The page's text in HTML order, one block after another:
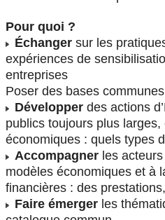
Pour quoi ?
Échanger sur les
expériences de
entreprises
Poser des bases
Développer des actions
publics toujours plus
économiques : quels types
Accompagner les
modèles économiques et à
financières : des
Faire émerger les